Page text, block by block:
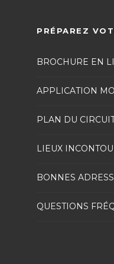
PRÉPAREZ
BROCHURE EN
APPLICATION
PLAN DU
LIEUX
BONNES
QUESTIONS